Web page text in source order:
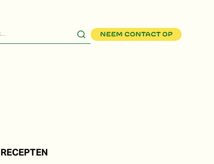
Neem contact op
RECEPTEN